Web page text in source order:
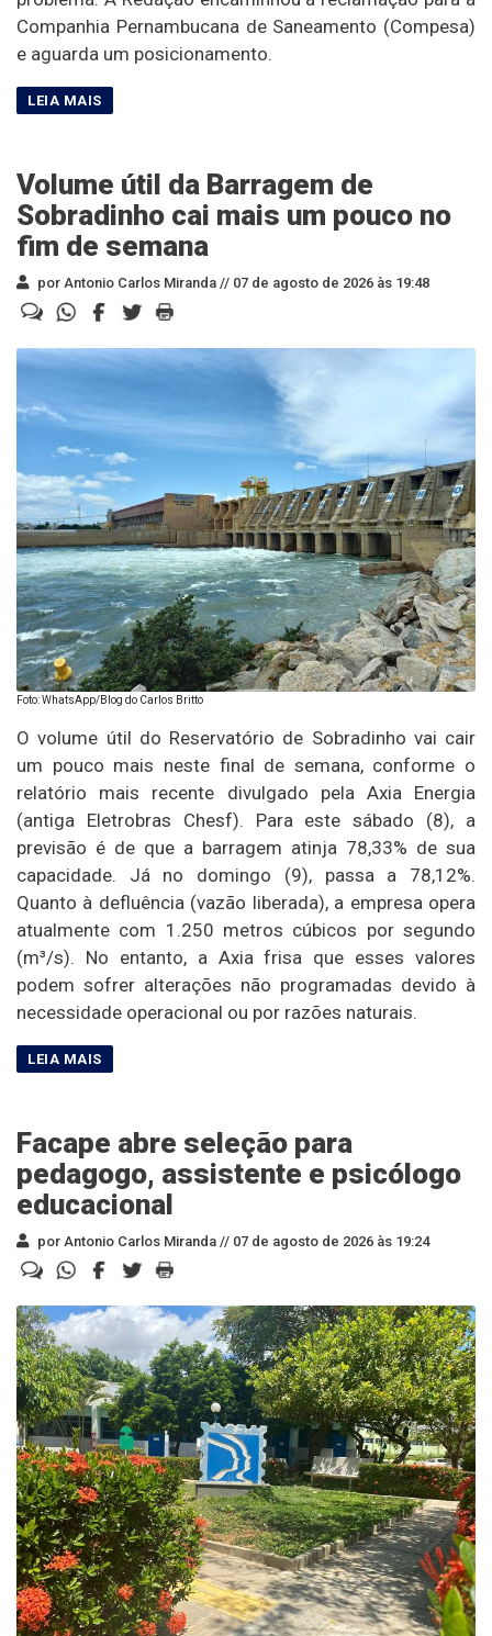
Companhia Pernambucana de Saneamento (Compesa)
e aguarda um posicionamento.
Volume útil da Barragem de
Sobradinho cai mais um pouco no
fim de semana
por Antonio Carlos Miranda // 07 de agosto de 2026 às 19:48
Foto: WhatsApp/Blog do Carlos Britto
O volume útil do Reservatório de Sobradinho vai cair
um pouco mais neste final de semana, conforme o
relatório mais recente divulgado pela Axia Energia
(antiga Eletrobras Chesf). Para este sábado (8), a
previsão é de que a barragem atinja 78,33% de sua
capacidade. Já no domingo (9), passa a 78,12%.
Quanto à defluência (vazão liberada), a empresa opera
atualmente com 1.250 metros cúbicos por segundo
(m³/s). No entanto, a Axia frisa que esses valores
podem sofrer alterações não programadas devido à
necessidade operacional ou por razões naturais.
Facape abre seleção para
pedagogo, assistente e psicólogo
educacional
por Antonio Carlos Miranda // 07 de agosto de 2026 às 19:24